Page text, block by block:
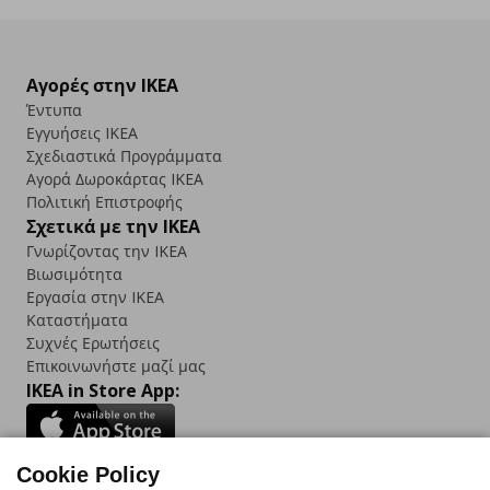
Αγορές στην IKEA
Έντυπα
Εγγυήσεις IKEA
Σχεδιαστικά Προγράμματα
Αγορά Δωρoκάρτας IKEA
Πολιτική Επιστροφής
Σχετικά με την IKEA
Γνωρίζοντας την IKEA
Βιωσιμότητα
Εργασία στην IKEA
Καταστήματα
Συχνές Ερωτήσεις
Επικοινωνήστε μαζί μας
IKEA in Store App:
Cookie Policy